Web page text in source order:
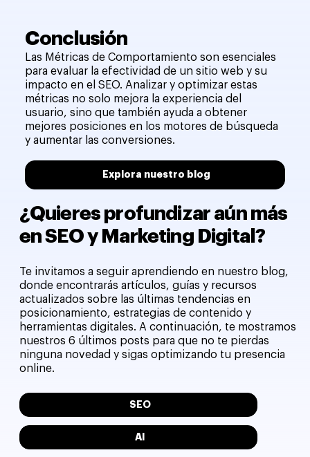
Conclusión
Las Métricas de Comportamiento son esenciales
para evaluar la efectividad de un sitio web y su
impacto en el SEO. Analizar y optimizar estas
métricas no solo mejora la experiencia del
usuario, sino que también ayuda a obtener
mejores posiciones en los motores de búsqueda
y aumentar las conversiones.
Explora nuestro blog
¿Quieres profundizar aún más
en SEO y Marketing Digital?
Te invitamos a seguir aprendiendo en nuestro blog,
donde encontrarás artículos, guías y recursos
actualizados sobre las últimas tendencias en
posicionamiento, estrategias de contenido y
herramientas digitales. A continuación, te mostramos
nuestros 6 últimos posts para que no te pierdas
ninguna novedad y sigas optimizando tu presencia
online.
SEO
AI